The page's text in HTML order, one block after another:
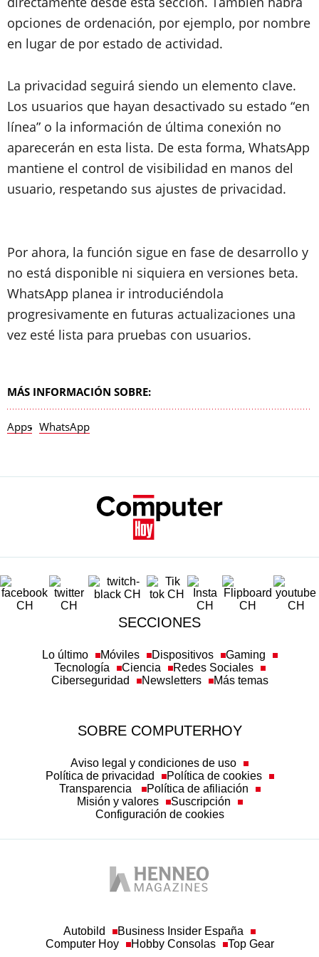
opciones de ordenación, por ejemplo, por nombre
en lugar de por estado de actividad.
La privacidad seguirá siendo un elemento clave.
Los usuarios que hayan desactivado su estado “en
línea” o la información de última conexión no
aparecerán en esta lista. De esta forma, WhatsApp
mantiene el control de visibilidad en manos del
usuario, respetando sus ajustes de privacidad.
Por ahora, la función sigue en fase de desarrollo y
no está disponible ni siquiera en versiones beta.
WhatsApp planea ir introduciéndola
progresivamente en futuras actualizaciones una
vez esté lista para pruebas con usuarios.
MÁS INFORMACIÓN SOBRE:
Apps WhatsApp
SECCIONES
Lo último Móviles Dispositivos
Gaming
Tecnología
Ciencia
Redes Sociales
Ciberseguridad
Newsletters Más temas
SOBRE COMPUTERHOY
Aviso legal y condiciones de uso
Política de privacidad
Política de cookies
Transparencia
Política de afiliación
Misión y valores
Suscripción
Configuración de cookies
Autobild
Business Insider España
Computer Hoy
Hobby Consolas Top Gear